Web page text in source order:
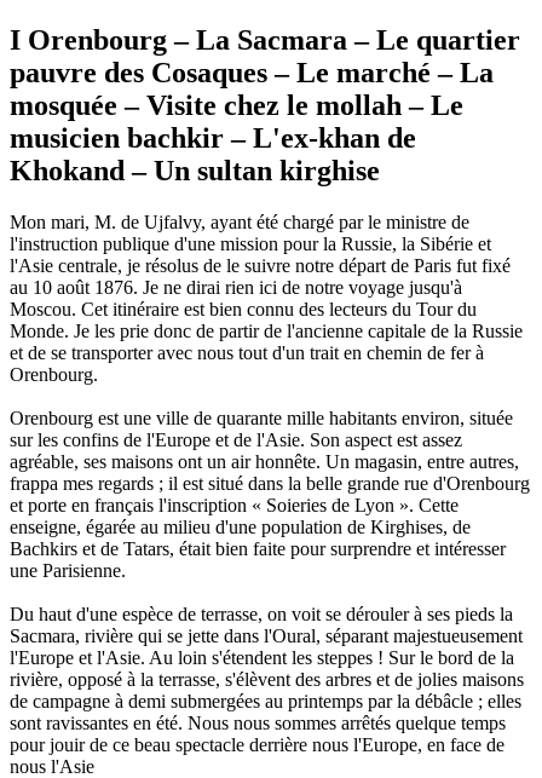
I Orenbourg – La Sacmara – Le quartier
pauvre des Cosaques – Le marché – La
mosquée – Visite chez le mollah – Le
musicien bachkir – L'ex-khan de
Khokand – Un sultan kirghise
Mon mari, M. de Ujfalvy, ayant été chargé par le ministre de
l'instruction publique d'une mission pour la Russie, la Sibérie et
l'Asie centrale, je résolus de le suivre notre départ de Paris fut fixé
au 10 août 1876. Je ne dirai rien ici de notre voyage jusqu'à
Moscou. Cet itinéraire est bien connu des lecteurs du Tour du
Monde. Je les prie donc de partir de l'ancienne capitale de la Russie
et de se transporter avec nous tout d'un trait en chemin de fer à
Orenbourg.
Orenbourg est une ville de quarante mille habitants environ, située
sur les confins de l'Europe et de l'Asie. Son aspect est assez
agréable, ses maisons ont un air honnête. Un magasin, entre autres,
frappa mes regards ; il est situé dans la belle grande rue d'Orenbourg
et porte en français l'inscription « Soieries de Lyon ». Cette
enseigne, égarée au milieu d'une population de Kirghises, de
Bachkirs et de Tatars, était bien faite pour surprendre et intéresser
une Parisienne.
Du haut d'une espèce de terrasse, on voit se dérouler à ses pieds la
Sacmara, rivière qui se jette dans l'Oural, séparant majestueusement
l'Europe et l'Asie. Au loin s'étendent les steppes ! Sur le bord de la
rivière, opposé à la terrasse, s'élèvent des arbres et de jolies maisons
de campagne à demi submergées au printemps par la débâcle ; elles
sont ravissantes en été. Nous nous sommes arrêtés quelque temps
pour jouir de ce beau spectacle derrière nous l'Europe, en face de
nous l'Asie